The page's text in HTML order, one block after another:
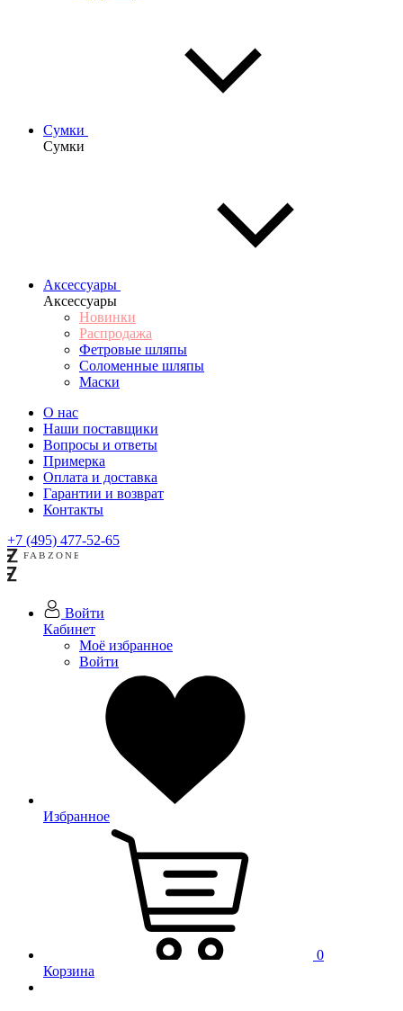
Сумки
Сумки
Аксессуары
Аксессуары
Новинки
Распродажа
Фетровые шляпы
Соломенные шляпы
Маски
О нас
Наши поставщики
Вопросы и ответы
Примерка
Оплата и доставка
Гарантии и возврат
Контакты
+7 (495) 477-52-65
Войти
Кабинет
Моё избранное
Войти
Избранное
0
Корзина